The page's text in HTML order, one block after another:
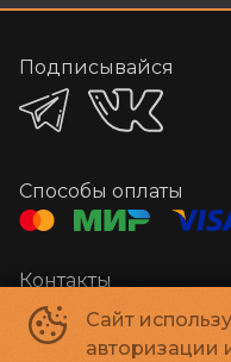
Сайт
авторизации
Подписывайся
Способы оплаты
Контакты
Администратор +7
E-mail